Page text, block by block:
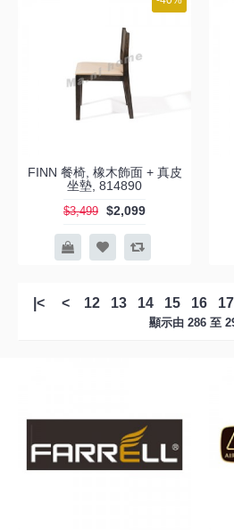
FINN 餐椅, 橡木飾面 + 真皮
坐墊, 814890
$3,499 $2,099
|< < 12 13 14 15 16 17
顯示由 286 至